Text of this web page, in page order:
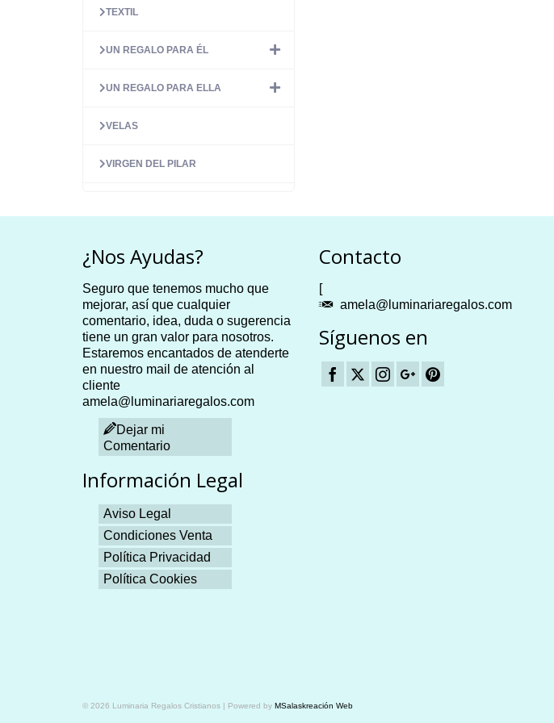
TEXTIL
UN REGALO PARA ÉL
UN REGALO PARA ELLA
VELAS
VIRGEN DEL PILAR
¿Nos Ayudas?
Seguro que tenemos mucho que
mejorar, así que cualquier
comentario, idea, duda o sugerencia
tiene un gran valor para nosotros.
Estaremos encantados de atenderte
en nuestro mail de atención al
cliente
amela@luminariaregalos.com
Dejar mi
Comentario
Información Legal
Aviso Legal
Condiciones Venta
Política Privacidad
Política Cookies
Contacto
[
amela@luminariaregalos.com
Síguenos en
© 2026 Luminaria Regalos Cristianos | Powered by MSalaskreación Web